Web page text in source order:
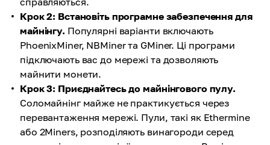
Крок 2: Встановіть програмне забезпечення для
майнінгу. Популярні варіанти включають
PhoenixMiner, NBMiner та GMiner. Ці програми
підключають вас до мережі та дозволяють
майнити монети.
Крок 3: Приєднайтесь до майнінгового пулу.
Соломайнінг майже не практикується через
перевантаження мережі. Пули, такі як Ethermine
або 2Miners, розподіляють винагороди серед